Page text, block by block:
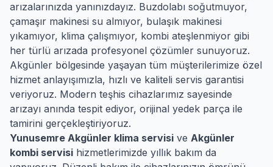
arızalarınızda yanınızdayız. Buzdolabı soğutmuyor,
çamaşır makinesi su almıyor, bulaşık makinesi
yıkamıyor, klima çalışmıyor, kombi ateşlenmiyor gibi
her türlü arızada profesyonel çözümler sunuyoruz.
Akgünler bölgesinde yaşayan tüm müşterilerimize özel
hizmet anlayışımızla, hızlı ve kaliteli servis garantisi
veriyoruz. Modern teşhis cihazlarımız sayesinde
arızayı anında tespit ediyor, orijinal yedek parça ile
tamirini gerçekleştiriyoruz.
Yunusemre Akgünler klima servisi ve Akgünler
kombi servisi hizmetlerimizde yıllık bakım da